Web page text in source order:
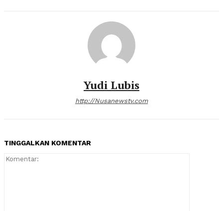
Yudi Lubis
http://Nusanewstv.com
TINGGALKAN KOMENTAR